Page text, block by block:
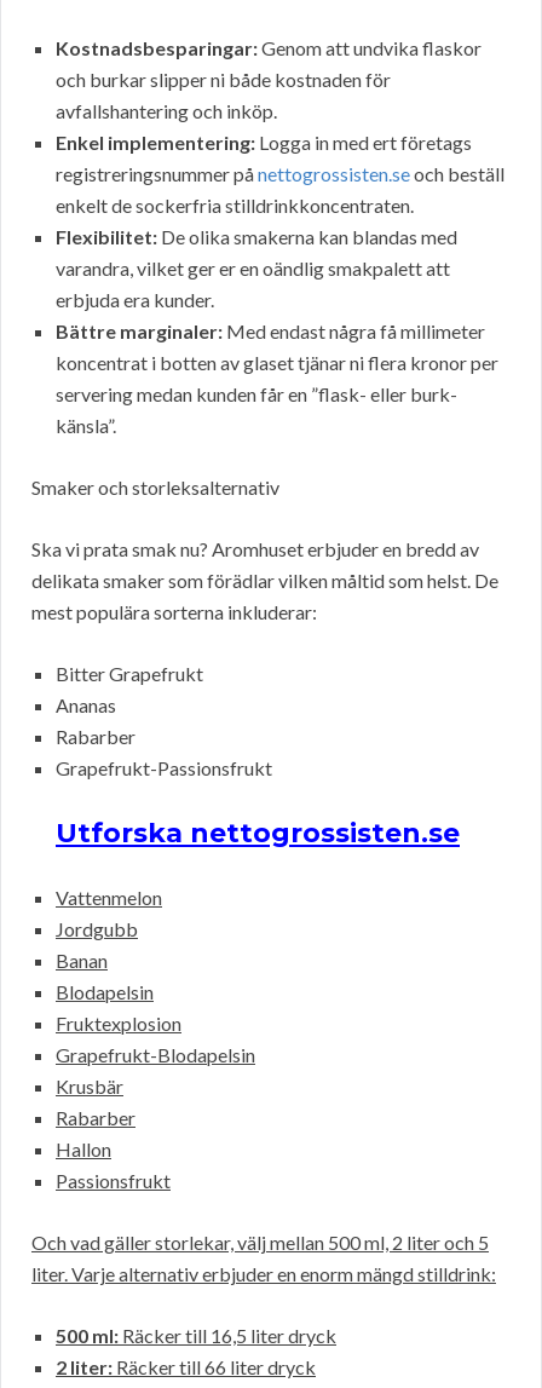
Kostnadsbesparingar:Genom att undvika flaskor
och burkar slipper ni både kostnaden för
avfallshantering och inköp.
Enkel implementering: Logga in med ert företags
registreringsnummer pånettogrossisten.seoch beställ
enkelt de sockerfria stilldrinkkoncentraten.
Flexibilitet: De olika smakerna kan blandas med
varandra, vilket ger er en oändlig smakpalett att
erbjuda era kunder.
Bättre marginaler: Med endast några få millimeter
koncentrat i botten av glaset tjänar ni flera kronor per
servering medan kunden får en ”flask- eller burk-
känsla”.
Smaker och storleksalternativ
Ska vi prata smak nu? Aromhuset erbjuder en bredd av
delikata smaker som förädlar vilken måltid som helst. De
mest populära sorterna inkluderar:
Bitter Grapefrukt
Ananas
Rabarber
Grapefrukt-Passionsfrukt
Utforska nettogrossisten.se
Vattenmelon
Jordgubb
Banan
Blodapelsin
Fruktexplosion
Grapefrukt-Blodapelsin
Krusbär
Rabarber
Hallon
Passionsfrukt
Och vad gäller storlekar, välj mellan 500 ml, 2 liter och 5
liter. Varje alternativ erbjuder en enorm mängd stilldrink:
500 ml: Räcker till 16,5 liter dryck
2 liter: Räcker till 66 liter dryck